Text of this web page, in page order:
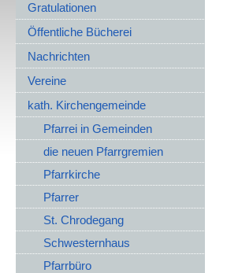
Gratulationen
Öffentliche Bücherei
Nachrichten
Vereine
kath. Kirchengemeinde
Pfarrei in Gemeinden
die neuen Pfarrgremien
Pfarrkirche
Pfarrer
St. Chrodegang
Schwesternhaus
Pfarrbüro